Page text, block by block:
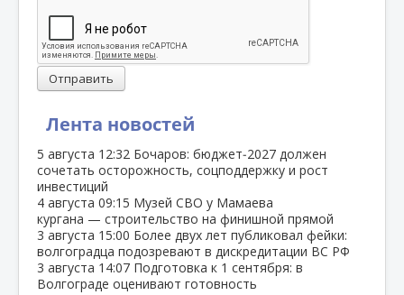
Лента новостей
5 августа 12:32 Бочаров: бюджет‑2027 должен
сочетать осторожность, соцподдержку и рост
инвестиций
4 августа 09:15 Музей СВО у Мамаева
кургана — строительство на финишной прямой
3 августа 15:00 Более двух лет публиковал фейки:
волгоградца подозревают в дискредитации ВС РФ
3 августа 14:07 Подготовка к 1 сентября: в
Волгограде оценивают готовность
Отправить